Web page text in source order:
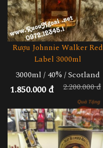
Rượu Johnnie Walker Red
Label 3000ml
3000ml / 40% / Scotland
2.200.000 đ
1.850.000 đ